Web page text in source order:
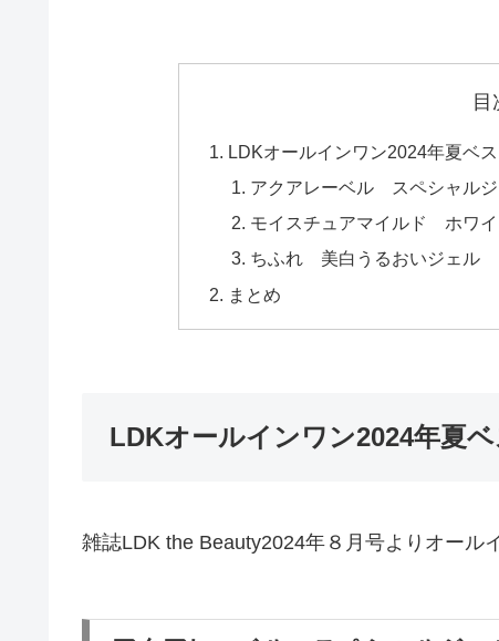
目
LDKオールインワン2024年夏ベス
アクアレーベル スペシャル
モイスチュアマイルド ホワ
ちふれ 美白うるおいジェル
まとめ
LDKオールインワン2024年夏ベ
雑誌LDK the Beauty2024年８月号よりオール